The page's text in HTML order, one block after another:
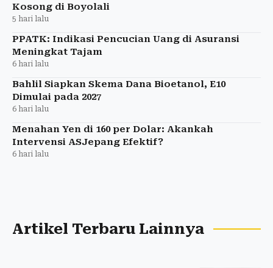
Kosong di Boyolali
5 hari lalu
PPATK: Indikasi Pencucian Uang di Asuransi
Meningkat Tajam
6 hari lalu
Bahlil Siapkan Skema Dana Bioetanol, E10
Dimulai pada 2027
6 hari lalu
Menahan Yen di 160 per Dolar: Akankah
Intervensi ASJepang Efektif?
6 hari lalu
Artikel Terbaru Lainnya